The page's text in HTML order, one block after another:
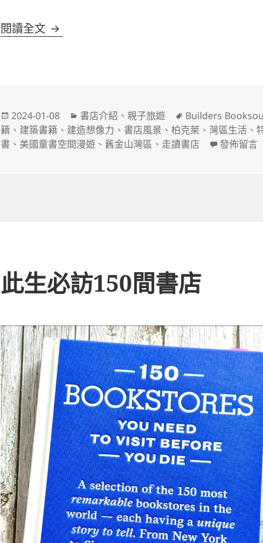
閱讀全文 特色書店 Builders Booksource
發
佈
日
2024-01-08
分
類
書店介紹 、親子旅遊
標
籤
Builders
籍 、 建築書籍 、 建造想像力 、 書店風景 、柏克萊 、 灣區生活 、
書 、 美國童書空間漫遊 、 舊金山灣區 、 走讀書店 在〈特色
發佈留言
此生必訪150間書店